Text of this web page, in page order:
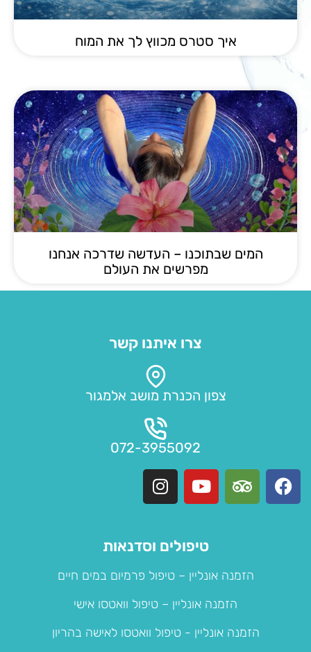
איך סטרס מכווץ לך את המוח
המים שבתוכנו – העדשה שדרכה אנחנו
מפרשים את העולם
טיפולים וסדנאות
הזמנה אונליין – טיפול פרמיום במים חיים
הזמנה אונליין – טיפול וואטסו אישי
הזמנה אונליין - טיפול וואטסו לאישה בהריון
צרו איתנו קשר
צפון הכנרת מושב אלמגור
072-3955092
F
a
T
r
v
o
Y
o
u
e
I
n
a
r
a
m